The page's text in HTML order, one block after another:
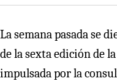
La semana pasada se
de la sexta edición de
impulsada por la